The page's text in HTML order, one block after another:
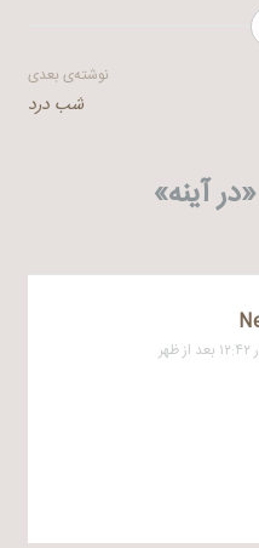
نوشته‌ی بعدی
شب درد
در آینه»